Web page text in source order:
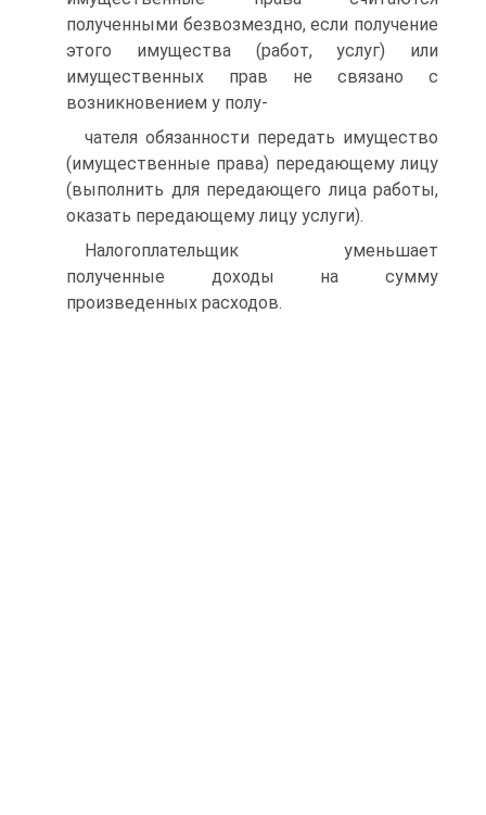
полученными безвозмездно, если получение
этого имущества (работ, услуг) или
имущественных прав не связано с
возникновением у полу-
чателя обязанности передать имущество
(имущественные права) передающему лицу
(выполнить для передающего лица работы,
оказать передающему лицу услуги).
Налогоплательщик уменьшает
полученные доходы на сумму
произведенных расходов.